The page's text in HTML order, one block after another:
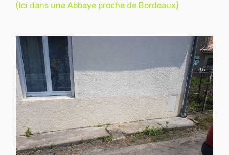
(Ici dans une Abbaye proche de Bordeaux)